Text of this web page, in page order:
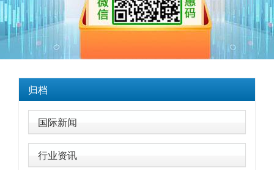
归档
国际新闻
行业资讯